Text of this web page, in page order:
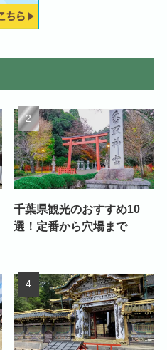
千葉県観光のおすすめ10
選！定番から穴場まで